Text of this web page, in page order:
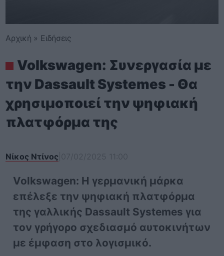
Αρχική » Ειδήσεις
Volkswagen: Συνεργασία με
την Dassault Systemes - Θα
χρησιμοποιεί την ψηφιακή
πλατφόρμα της
Νίκος Ντίνος
Volkswagen: Η γερμανική μάρκα
επέλεξε την ψηφιακή πλατφόρμα
της γαλλικής Dassault Systemes για
τον γρήγορο σχεδιασμό αυτοκινήτων
με έμφαση στο λογισμικό.